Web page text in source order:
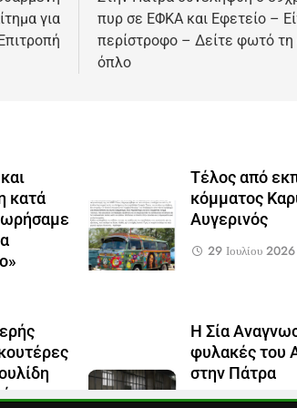
για
πυρ σε ΕΦΚΑ και Εφετείο –
περίστροφο – Δείτε φωτό
όπλο
κατά
Τέλος από
κόμματος
Αυγερινός
29 Ιουλίου 2026
Η Σία
φυλακές του
στην Πάτρα